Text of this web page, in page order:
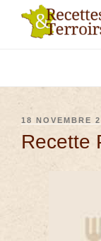
18 NOVEMBRE
Recette